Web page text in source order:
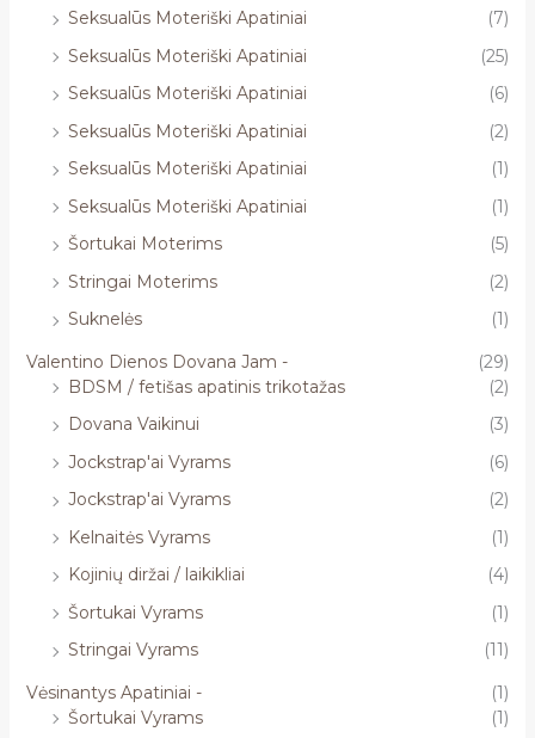
Seksualūs Moteriški Apatiniai
(7)
Seksualūs Moteriški Apatiniai
(25)
Seksualūs Moteriški Apatiniai
(6)
Seksualūs Moteriški Apatiniai
(2)
Seksualūs Moteriški Apatiniai
(1)
Seksualūs Moteriški Apatiniai
(1)
Šortukai Moterims
(5)
Stringai Moterims
(2)
Suknelės
(1)
Valentino Dienos Dovana Jam -
(29)
BDSM / fetišas apatinis trikotažas
(2)
Dovana Vaikinui
(3)
Jockstrap'ai Vyrams
(6)
Jockstrap'ai Vyrams
(2)
Kelnaitės Vyrams
(1)
Kojinių diržai / laikikliai
(4)
Šortukai Vyrams
(1)
Stringai Vyrams
(11)
Vėsinantys Apatiniai -
(1)
Šortukai Vyrams
(1)